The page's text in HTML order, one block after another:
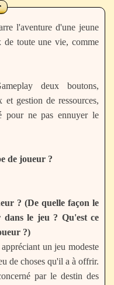
de toute une vie, comme
gestion de ressources,
pour ne pas ennuyer le
de joueur ?
? (De quelle façon le
le jeu ? Qu'est ce
?)
un jeu modeste
de choses qu'il a à offrir.
par le destin des